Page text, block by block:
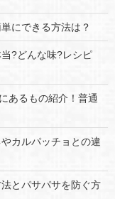
にできる方法は？
?どんな味?レシピ
あるもの紹介！普通
カルパッチョとの違
とパサパサを防ぐ方